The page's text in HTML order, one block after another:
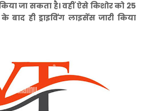
जा सकता है। वहीं ऐसे किशोर को 25
बाद ही ड्राइविंग लाइसेंस जारी किया